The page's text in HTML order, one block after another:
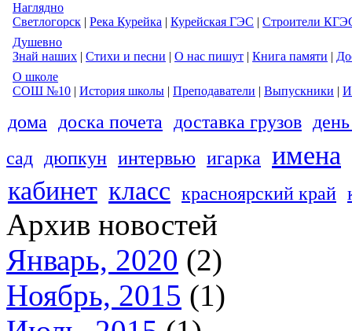
Наглядно
Светлогорск | Река Курейка | Курейская ГЭС | Строители
Душевно
Знай наших | Стихи и песни | О нас пишут | Книга памяти |
О школе
СОШ №10 | История школы | Преподаватели | Выпускники |
дома доска почета доставка грузов
сад дюпкун интервью игарка имена
кабинет класс красноярский край
Архив новостей
Январь, 2020 (2)
Ноябрь, 2015 (1)